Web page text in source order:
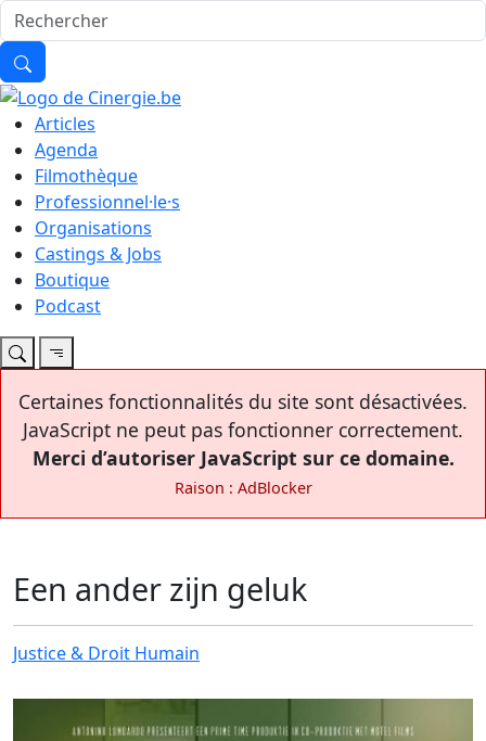
Articles
Agenda
Filmothèque
Professionnel·le·s
Organisations
Castings & Jobs
Boutique
Podcast
Certaines fonctionnalités du site sont désactivées.
JavaScript ne peut pas fonctionner correctement.
Merci d’autoriser JavaScript sur ce domaine.
Raison : AdBlocker
Een ander zijn geluk
Justice & Droit Humain